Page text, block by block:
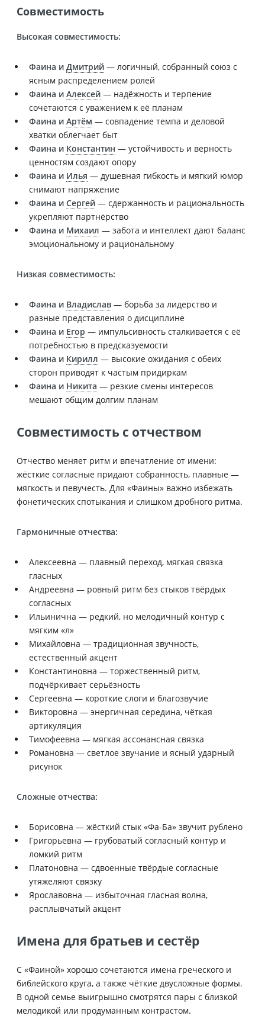
Совместимость
Высокая совместимость:
Фаина и Дмитрий — логичный, собранный союз с
ясным распределением ролей
Фаина и Алексей — надёжность и терпение
сочетаются с уважением к её планам
Фаина и Артём — совпадение темпа и деловой
хватки облегчает быт
Фаина и Константин — устойчивость и верность
ценностям создают опору
Фаина и Илья — душевная гибкость и мягкий юмор
снимают напряжение
Фаина и Сергей — сдержанность и рациональность
укрепляют партнёрство
Фаина и Михаил — забота и интеллект дают баланс
эмоциональному и рациональному
Низкая совместимость:
Фаина и Владислав — борьба за лидерство и
разные представления о дисциплине
Фаина и Егор — импульсивность сталкивается с её
потребностью в предсказуемости
Фаина и Кирилл — высокие ожидания с обеих
сторон приводят к частым придиркам
Фаина и Никита — резкие смены интересов
мешают общим долгим планам
Совместимость с отчеством
Отчество меняет ритм и впечатление от имени:
жёсткие согласные придают собранность, плавные —
мягкость и певучесть. Для «Фаины» важно избежать
фонетических спотыкания и слишком дробного ритма.
Гармоничные отчества:
Алексеевна — плавный переход, мягкая связка
гласных
Андреевна — ровный ритм без стыков твёрдых
согласных
Ильинична — редкий, но мелодичный контур с
мягким «л»
Михайловна — традиционная звучность,
естественный акцент
Константиновна — торжественный ритм,
подчёркивает серьёзность
Сергеевна — короткие слоги и благозвучие
Викторовна — энергичная середина, чёткая
артикуляция
Тимофеевна — мягкая ассонансная связка
Романовна — светлое звучание и ясный ударный
рисунок
Сложные отчества:
Борисовна — жёсткий стык «Фа-Ба» звучит рублено
Григорьевна — грубоватый согласный контур и
ломкий ритм
Платоновна — сдвоенные твёрдые согласные
утяжеляют связку
Ярославовна — избыточная гласная волна,
расплывчатый акцент
Имена для братьев и сестёр
С «Фаиной» хорошо сочетаются имена греческого и
библейского круга, а также чёткие двусложные формы.
В одной семье выигрышно смотрятся пары с близкой
мелодикой или продуманным контрастом.